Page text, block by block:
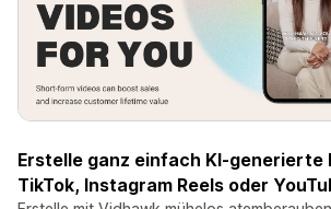
Erstelle ganz einfach KI-generierte
TikTok, Instagram Reels oder